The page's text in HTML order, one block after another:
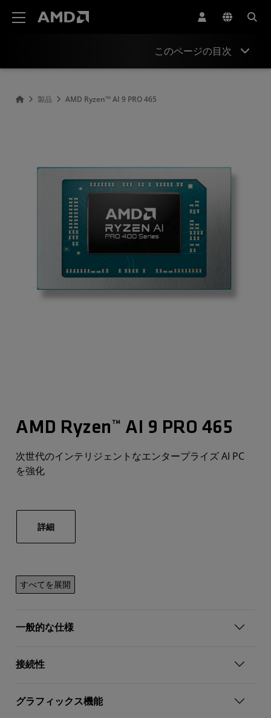
このページの目次
製品 AMD Ryzen™ AI 9 PRO 465
AMD Ryzen™ AI 9 PRO 465
次世代のインテリジェントなエンタープライズ AI PC
を強化
詳細
すべてを展開
一般的な仕様
接続性
グラフィックス機能